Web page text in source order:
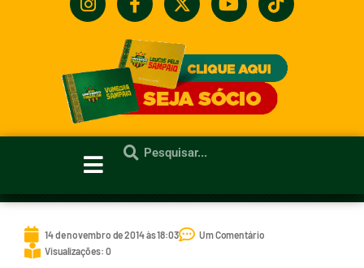
14 de novembro de 2014 às 18:03
Um Comentário
Visualizações: 0